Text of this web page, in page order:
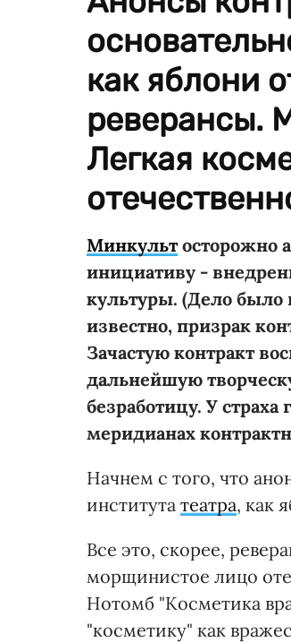
как яблони
реверансы.
Легкая
Минкультосторожно
инициативу -
культуры. (Дело было
известно, призрак
Зачастую контракт
дальнейшую
безработицу. У
меридианах
Начнем с того, что
института театра, как
Все это, скорее,
морщинистое лицо
Нотомб "Косметика
"косметику" как